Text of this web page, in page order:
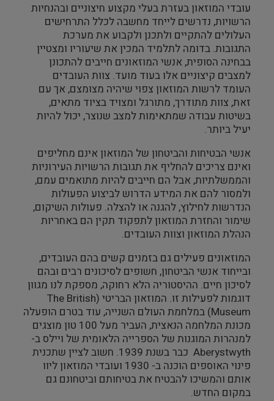
עובדי המוזאון בעזרת בעלי מקצוע חיצוניים ובהנחיות
הרשויות, נדרשים לייחד מחשבה לכלל התרחישים
העלולים להתקיים ולתכנן ולקבוע את מערכת
התגובות. בדומה לתלמיד המכין את שיעוריו ומצטיין
בבחינה הסופית, אנשי המוזאונים חייבים להתכונן
למצבים קיצוניים אלו בעוד מועד. צוות העובדים
העומד לרשות המוזאון צפוי שיהיה מצומצם, אך עם
זאת, צוות מתודרך, מתורגל ומצויד בציוד מתאים,
בשיטות עבודה שמתאימות למצב שנוצר, יכול להיות
יעיל ביותר.
אנשי הבטיחות והביטחון של המוזאון אינם מחליפים
ואינם צריכים להחליף את תגובות הרשויות העירוניות
והממשלתיות, אבל הם חייבים להיות מתואמים עמם,
ולמסור להם את המידע הדרוש לביצוע הפעולות
הנדרשות לחילוץ, להגנה או להצלה. פעולות השיקום,
שימור והחזרת המוזאון לתפקוד תקין הם באחריות
הנהלת המוזאון וצוות העובדים.
המוזאונים פעילים גם בזמנים קשים בהם העובדים,
ובייחוד אנשי הביטחון, חשופים לסיכונים רבים ובהם
לסיכון חיים. ההיסטוריה הלא רחוקה, מספקת לנו מגוון
דוגמות לפעילות זו. המוזאון הבריטי (The British
Museum) במלחמת העולם השנייה, עוד בטרם הופעלה
מכונת המלחמה הנאצית, העביר מעל 100 טון מוצגים
למנהרות המוגנות של הספרייה הלאומית של ויילס ב-
Aberystwyth כבר בשנת 1939. חשוב לציין שתכנית
פינוי האוספים הוכנה ב- 1930 ועובדי המוזאון ליוו
אותם והמשיכו להבטיח את בטיחותם וביטחונם גם
במקום החדש.